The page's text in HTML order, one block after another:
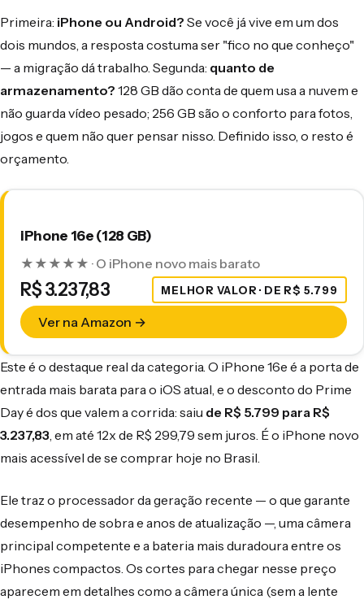
Primeira: iPhone ou Android? Se você já vive em um dos
dois mundos, a resposta costuma ser "fico no que conheço"
— a migração dá trabalho. Segunda: quanto de
armazenamento? 128 GB dão conta de quem usa a nuvem e
não guarda vídeo pesado; 256 GB são o conforto para fotos,
jogos e quem não quer pensar nisso. Definido isso, o resto é
orçamento.
iPhone 16e (128 GB)
★★★★★ · O iPhone novo mais barato
R$ 3.237,83 MELHOR VALOR · DE R$ 5.799
Ver na Amazon →
Este é o destaque real da categoria. O iPhone 16e é a porta de
entrada mais barata para o iOS atual, e o desconto do Prime
Day é dos que valem a corrida: saiu de R$ 5.799 para R$
3.237,83 , em até 12x de R$ 299,79 sem juros. É o iPhone novo
mais acessível de se comprar hoje no Brasil.
Ele traz o processador da geração recente — o que garante
desempenho de sobra e anos de atualização —, uma câmera
principal competente e a bateria mais duradoura entre os
iPhones compactos. Os cortes para chegar nesse preço
aparecem em detalhes como a câmera única (sem a lente